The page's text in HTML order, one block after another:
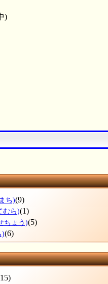
)
ち)(9)
むら)(1)
ちょう)(5)
)(6)